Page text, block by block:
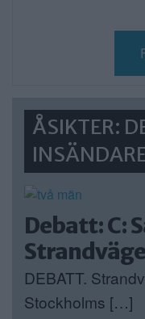
ÅSIKTER:
Debatt: C:
DEBATT.
Stockholms […]